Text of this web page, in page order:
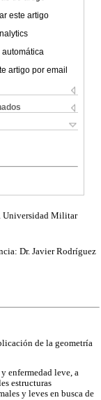
este artigo
artigo por email
Universidad Militar
Dr. Javier Rodríguez
de la geometría
enfermedad leve, a
estructuras
y leves en busca de